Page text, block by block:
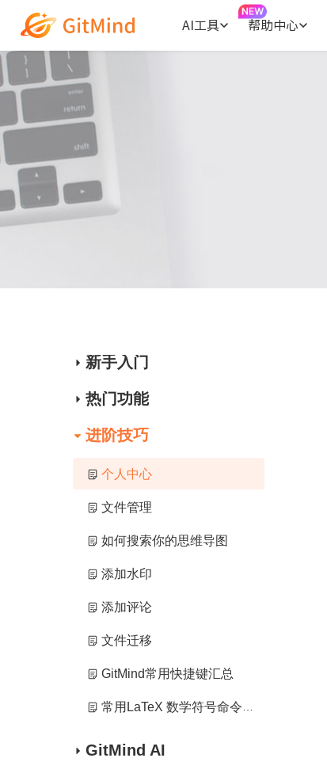
AI工具 帮助中心
新手入门
热门功能
进阶技巧
个人中心
文件管理
如何搜索你的思维导图
添加水印
添加评论
文件迁移
GitMind常用快捷键汇总
常用LaTeX 数学符号命令与公式
GitMind AI